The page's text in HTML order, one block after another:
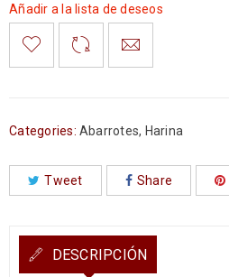
Añadir a la lista de deseos
Categories: Abarrotes, Harina
Tweet Share
DESCRIPCIÓN